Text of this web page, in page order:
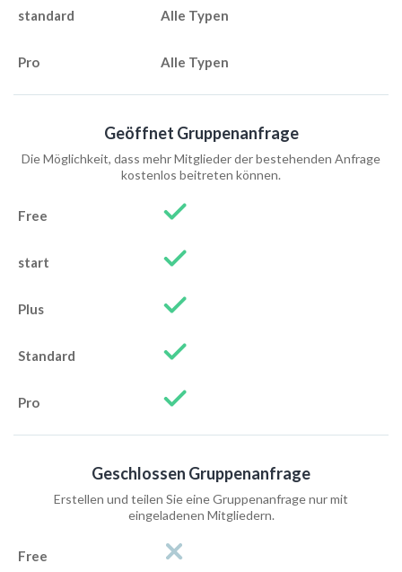
Alle Typen
Alle Typen
Geöffnet Gruppenanfrage
Die Möglichkeit, dass mehr Mitglieder der bestehenden Anfrage
kostenlos beitreten können.
Geschlossen Gruppenanfrage
Erstellen und teilen Sie eine Gruppenanfrage nur mit
eingeladenen Mitgliedern.